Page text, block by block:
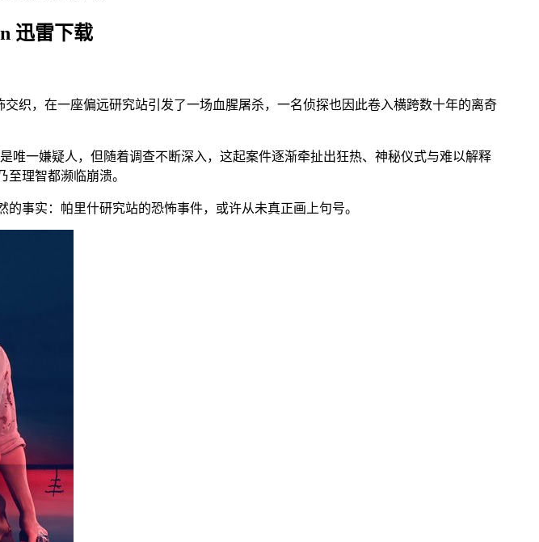
迅雷下载
织，在一座偏远研究站引发了一场血腥屠杀，一名侦探也因此卷入横跨数十年的离奇
唯一嫌疑人，但随着调查不断深入，这起案件逐渐牵扯出狂热、神秘仪式与难以解释
理智都濒临崩溃。
事实：帕里什研究站的恐怖事件，或许从未真正画上句号。